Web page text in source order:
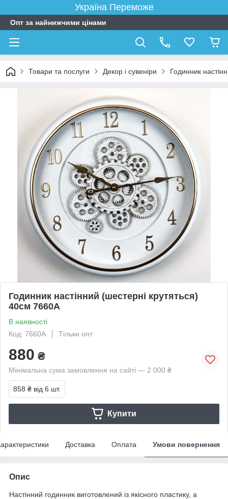
Україна Переможе
Опт за найнижчими цінами
Товари та послуги Декор і сувеніри Годинник
Годинник настінний (шестерні крутяться)
40см 7660А
В наявності
Код: 7660А
Тільки опт
880 ₴
Мінімальна сума замовлення на сайті — 2 000 ₴
858 ₴ від 6 шт.
Купити
Доставка Оплата Умови повернення
Опис
Настінний годинник виготовлений із якісного пластику, а